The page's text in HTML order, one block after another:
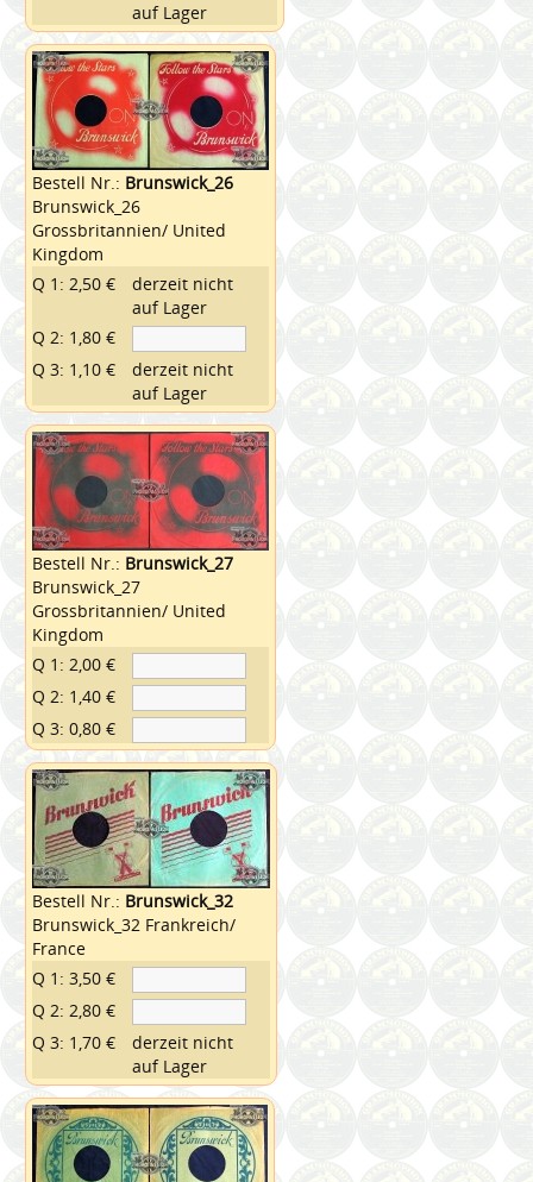
auf Lager
Bestell Nr.: Brunswick_26
Brunswick_26
Grossbritannien/ United
Kingdom
Q 1: 2,50 €
derzeit nicht
auf Lager
Q 2: 1,80 €
Q 3: 1,10 €
derzeit nicht
auf Lager
Bestell Nr.: Brunswick_27
Brunswick_27
Grossbritannien/ United
Kingdom
Q 1: 2,00 €
Q 2: 1,40 €
Q 3: 0,80 €
Bestell Nr.: Brunswick_32
Brunswick_32 Frankreich/
France
Q 1: 3,50 €
Q 2: 2,80 €
Q 3: 1,70 €
derzeit nicht
auf Lager